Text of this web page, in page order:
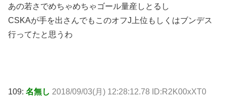
あの若さでめちゃめちゃゴール量産しとるし
CSKAが手を出さんでもこのオフJ上位もしくはブンデス
行ってたと思うわ
109: 名無し 2018/09/03(月) 12:28:12.78 ID:R2K00xXT0